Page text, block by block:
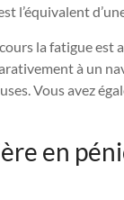
l’équivalent
la fatigue est
à un
Vous avez
en